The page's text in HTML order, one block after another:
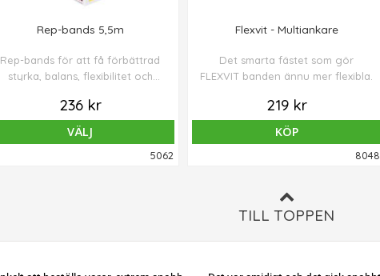
Rep-bands 5,5m
Rep-bands för att få förbättrad
styrka, balans, flexibilitet och
236 kr
VÄLJ
5062
Flexvit - Multiankare
Det smarta fästet som gör
FLEXVIT banden ännu mer flexibla.
219 kr
KÖP
8048
TILL TOPPEN